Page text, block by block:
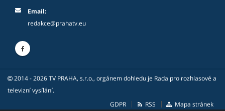
Email:
redakce@prahatv.eu
2014 - 2026 TV PRAHA, s.r.o., orgánem dohledu je Rada pro rozhlasové a
televizní vysílání.
GDPR
RSS Mapa stránek